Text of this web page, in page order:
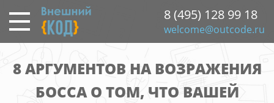
основному
содержанию
8 (495) 128 99 18
welcome@outcode.ru
8 АРГУМЕНТОВ НА ВОЗРАЖЕНИЯ
БОССА О ТОМ, ЧТО ВАШЕЙ